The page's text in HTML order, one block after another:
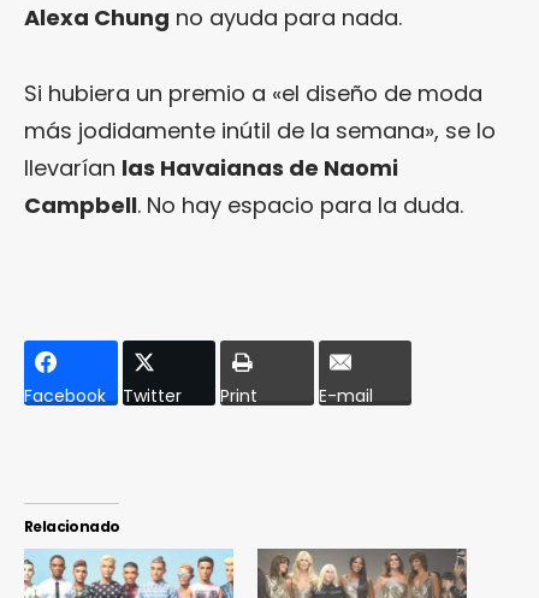
Alexa Chung no ayuda para nada.
Si hubiera un premio a «el diseño de moda
más jodidamente inútil de la semana», se lo
llevarían las Havaianas de Naomi
Campbell. No hay espacio para la duda.
Facebook Twitter Print E-mail
Relacionado